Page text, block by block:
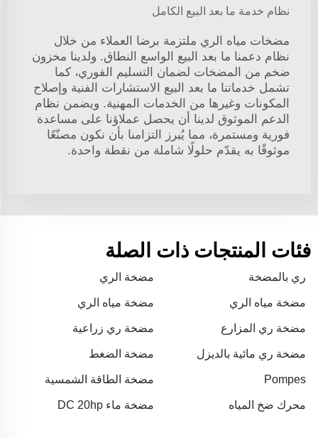
نظام خدمة ما بعد البيع الكامل
مضخات مياه الري ملتزمة برضا العملاء من خلال
نظام دعمنا ما بعد البيع الواسع النطاق. ولدينا مخزون
ضخم من المضخات لضمان التسليم الفوري، كما
تشمل خدماتنا ما بعد البيع الاستشارات الفنية وإصلاح
المكونات وغيرها من الخدمات المهنية. ويضمن نظام
الدعم الموثوق لدينا أن يحصل عملاؤنا على مساعدة
فورية ومستمرة، مما يُبرز التزامنا بأن نكون مصنّعًا
موثوقًا به يقدّم حلولًا شاملة من نقطة واحدة.
فئات المنتجات ذات الصلة
ري بالمضخة مضخة الري
مضخة مياه الري مضخة مياه الري
مضخة ري المزارع مضخة ري زراعية
مضخة ري مائية بالديزل
مضخة الضغط
Pompes مضخة الطاقة الشمسية
محرك ضخ المياه مضخة ماء DC 20hp